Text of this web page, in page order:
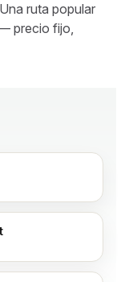
ruta popular
precio fijo,